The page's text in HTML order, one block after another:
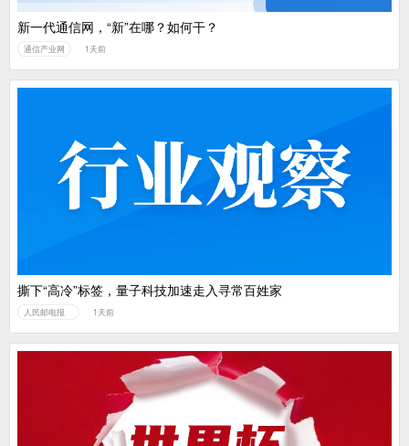
新一代通信网，“新”在哪？如何干？
通信产业网 1天前
撕下“高冷”标签，量子科技加速走入寻常百姓家
人民邮电报 1天前